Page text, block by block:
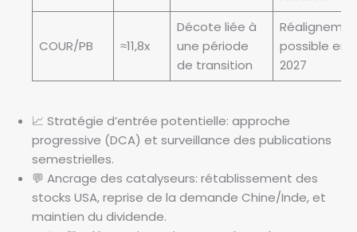
COUR/PB ≈11,8x
Décote liée à
une période
de transition
possible en
2027
📈 Stratégie d’entrée potentielle: approche
progressive (DCA) et surveillance des publications
semestrielles.
💬 Ancrage des catalyseurs: rétablissement des
stocks USA, reprise de la demande Chine/Inde, et
maintien du dividende.